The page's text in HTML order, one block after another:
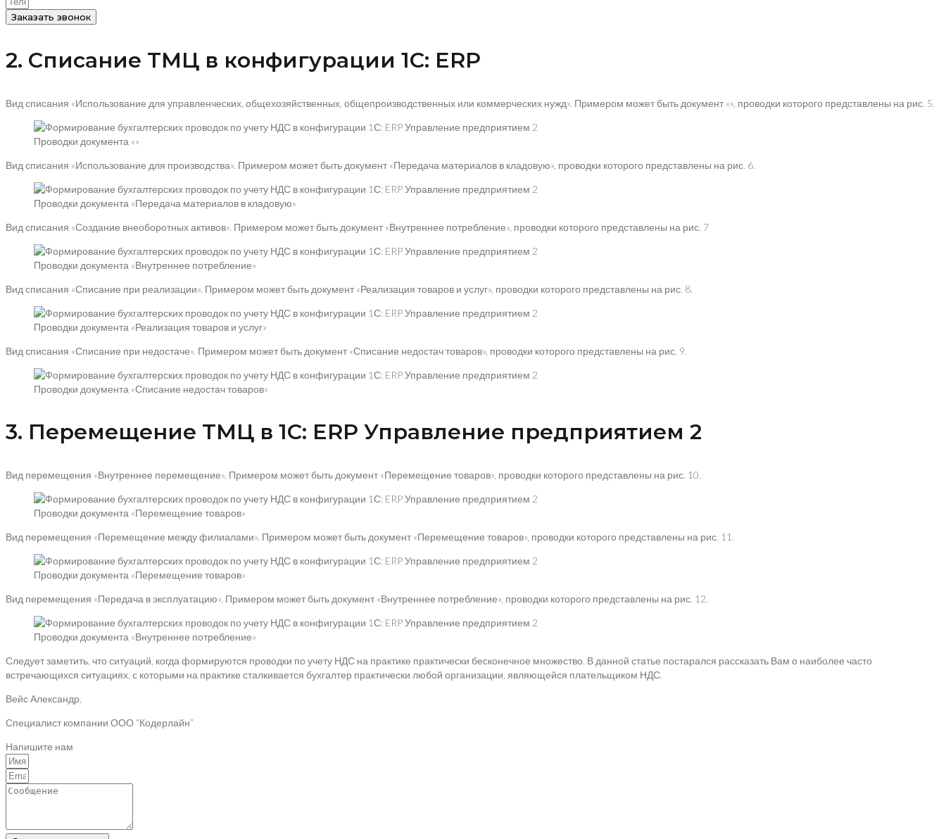
Заказать звонок
2. Списание ТМЦ в конфигурации 1С: ERP
Вид списания «Использование для управленческих, общехозяйственных, общепроизводственных или коммерческих нужд». Примером может быть документ «», проводки которого представлены на рис. 5.
Проводки документа «»
Вид списания «Использование для производства». Примером может быть документ «Передача материалов в кладовую», проводки которого представлены на рис. 6.
Проводки документа «Передача материалов в кладовую»
Вид списания «Создание внеоборотных активов». Примером может быть документ «Внутреннее потребление», проводки которого представлены на рис. 7
Проводки документа «Внутреннее потребление»
Вид списания «Списание при реализации». Примером может быть документ «Реализация товаров и услуг», проводки которого представлены на рис. 8.
Проводки документа «Реализация товаров и услуг»
Вид списания «Списание при недостаче». Примером может быть документ «Списание недостач товаров», проводки которого представлены на рис. 9.
Проводки документа «Списание недостач товаров»
3. Перемещение ТМЦ в 1С: ERP Управление предприятием 2
Вид перемещения «Внутреннее перемещение». Примером может быть документ «Перемещение товаров», проводки которого представлены на рис. 10.
Проводки документа «Перемещение товаров»
Вид перемещения «Перемещение между филиалами». Примером может быть документ «Перемещение товаров», проводки которого представлены на рис. 11.
Проводки документа «Перемещение товаров»
Вид перемещения «Передача в эксплуатацию». Примером может быть документ «Внутреннее потребление», проводки которого представлены на рис. 12.
Проводки документа «Внутреннее потребление»
Следует заметить, что ситуаций, когда формируются проводки по учету НДС на практике практически бесконечное множество. В данной статье постарался рассказать Вам о наиболее часто
встречающихся ситуациях, с которыми на практике сталкивается бухгалтер практически любой организации, являющейся плательщиком НДС.
Вейс Александр,
Специалист компании ООО “Кодерлайн”
Напишите нам